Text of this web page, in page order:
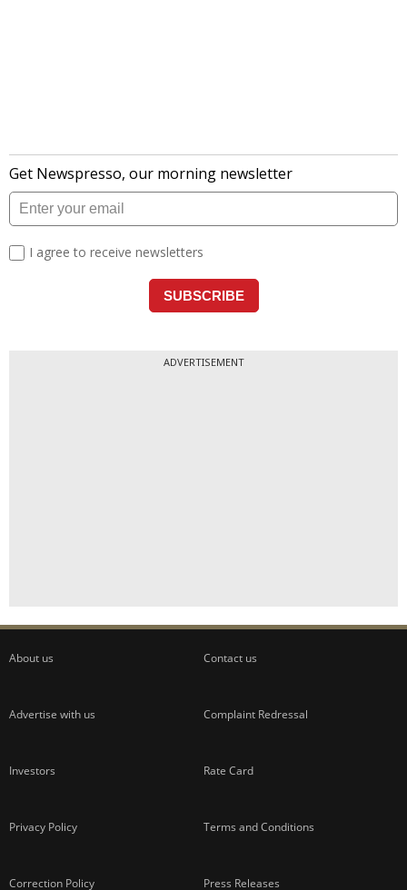
ADVERTISEMENT
About us Contact us
Advertise with us Complaint Redressal
Investors Rate Card
Privacy Policy Terms and Conditions
Correction Policy Press Releases